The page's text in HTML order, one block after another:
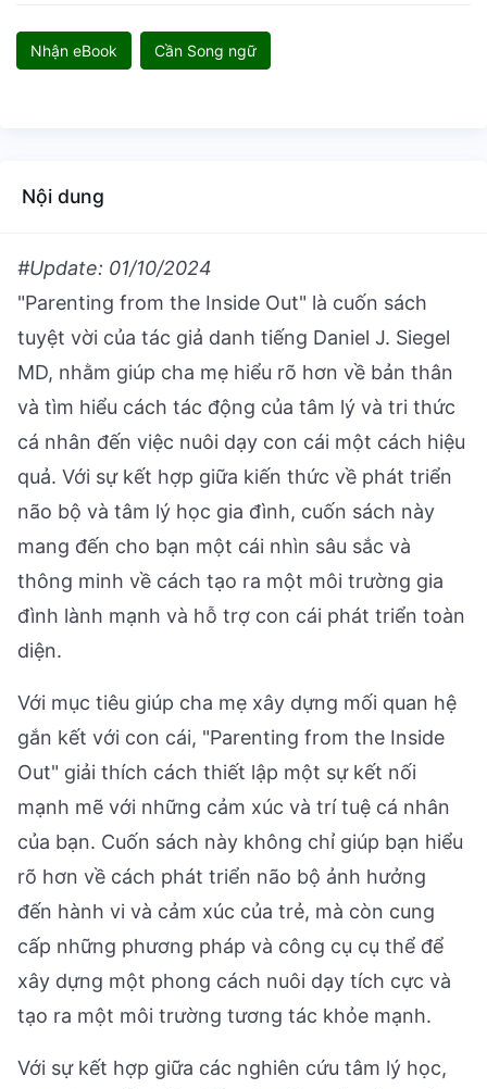
Nhận eBook Cần Song ngữ
Nội dung
#Update: 01/10/2024
"Parenting from the Inside Out" là cuốn sách
tuyệt vời của tác giả danh tiếng Daniel J. Siegel
MD, nhằm giúp cha mẹ hiểu rõ hơn về bản thân
và tìm hiểu cách tác động của tâm lý và tri thức
cá nhân đến việc nuôi dạy con cái một cách hiệu
quả. Với sự kết hợp giữa kiến thức về phát triển
não bộ và tâm lý học gia đình, cuốn sách này
mang đến cho bạn một cái nhìn sâu sắc và
thông minh về cách tạo ra một môi trường gia
đình lành mạnh và hỗ trợ con cái phát triển toàn
diện.
Với mục tiêu giúp cha mẹ xây dựng mối quan hệ
gắn kết với con cái, "Parenting from the Inside
Out" giải thích cách thiết lập một sự kết nối
mạnh mẽ với những cảm xúc và trí tuệ cá nhân
của bạn. Cuốn sách này không chỉ giúp bạn hiểu
rõ hơn về cách phát triển não bộ ảnh hưởng
đến hành vi và cảm xúc của trẻ, mà còn cung
cấp những phương pháp và công cụ cụ thể để
xây dựng một phong cách nuôi dạy tích cực và
tạo ra một môi trường tương tác khỏe mạnh.
Với sự kết hợp giữa các nghiên cứu tâm lý học,